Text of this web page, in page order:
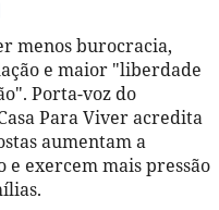
menos burocracia,
e maior "liberdade
Porta-voz do
Para Viver acredita
aumentam a
e exercem mais pressão